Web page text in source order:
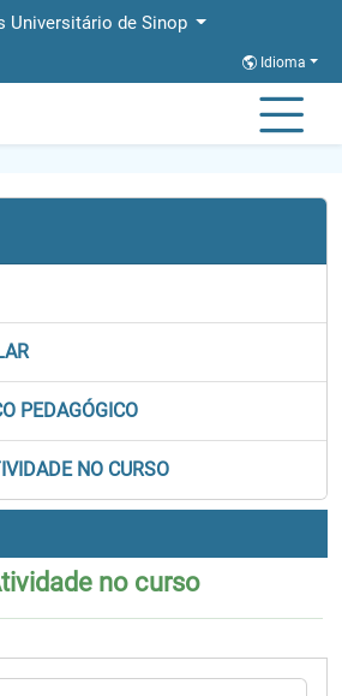
Universitário de Sinop
Idioma
Pedagogia
PEDAGÓGICO
NO CURSO
no curso